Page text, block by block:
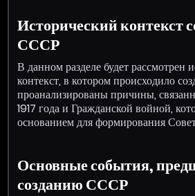
Исторический контекст
СССР
В данном разделе будет рассмотрен
контекст, в котором происходило
проанализированы причины,
1917 года и Гражданской войной,
основанием для формирования
Основные события,
созданию СССР